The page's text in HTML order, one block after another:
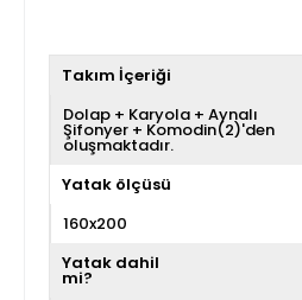
Takım İçeriği
Dolap + Karyola + Aynalı
Şifonyer + Komodin(2)'den
oluşmaktadır.
Yatak ölçüsü
160x200
Yatak dahil
mi?